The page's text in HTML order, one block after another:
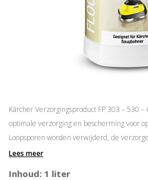
Kärcher Verzorgingsproduct FP 303 – 530
optimale verzorging en bescherming voor
Loopsporen worden verwijderd, de
oppervlak krijgt een zijdematte glans (1
Lees meer
Inhoud: 1 liter